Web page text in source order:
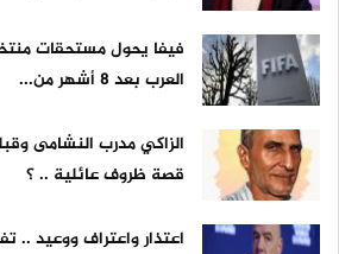
فيفا يحول مستحقات
العرب بعد 8 أشهر من...
الزاكي مدرب النشامى
قصة ظروف عائلية .. ؟
اعتذار واعتراف ووعيد ..